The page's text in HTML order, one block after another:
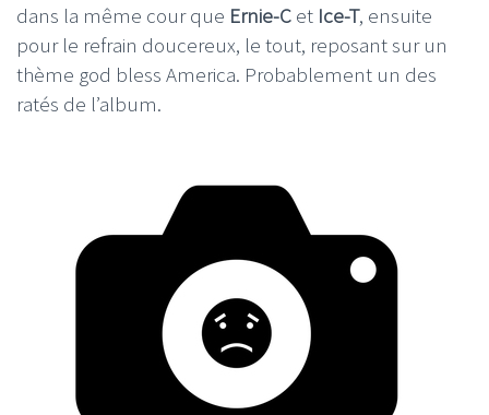
dans la même cour que Ernie-C et Ice-T, ensuite
pour le refrain doucereux, le tout, reposant sur un
thème god bless America. Probablement un des
ratés de l’album.